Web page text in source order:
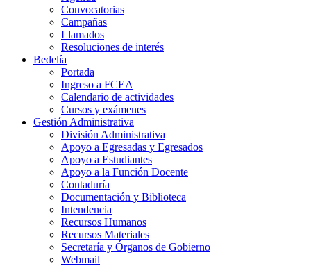
Convocatorias
Campañas
Llamados
Resoluciones de interés
Bedelía
Portada
Ingreso a FCEA
Calendario de actividades
Cursos y exámenes
Gestión Administrativa
División Administrativa
Apoyo a Egresadas y Egresados
Apoyo a Estudiantes
Apoyo a la Función Docente
Contaduría
Documentación y Biblioteca
Intendencia
Recursos Humanos
Recursos Materiales
Secretaría y Órganos de Gobierno
Webmail